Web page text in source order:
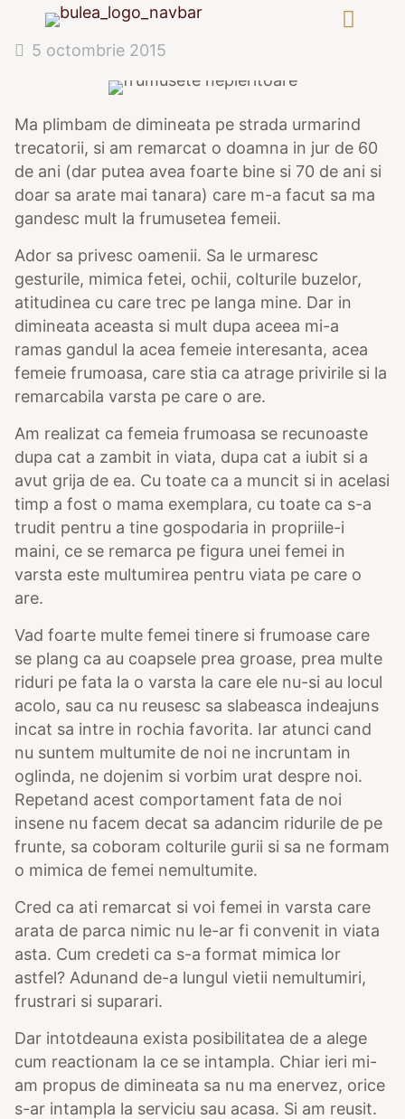
5 octombrie 2015
Ma plimbam de dimineata pe strada urmarind
trecatorii, si am remarcat o doamna in jur de 60
de ani (dar putea avea foarte bine si 70 de ani si
doar sa arate mai tanara) care m-a facut sa ma
gandesc mult la frumusetea femeii.
Ador sa privesc oamenii. Sa le urmaresc
gesturile, mimica fetei, ochii, colturile buzelor,
atitudinea cu care trec pe langa mine. Dar in
dimineata aceasta si mult dupa aceea mi-a
ramas gandul la acea femeie interesanta, acea
femeie frumoasa, care stia ca atrage privirile si la
remarcabila varsta pe care o are.
Am realizat ca femeia frumoasa se recunoaste
dupa cat a zambit in viata, dupa cat a iubit si a
avut grija de ea. Cu toate ca a muncit si in acelasi
timp a fost o mama exemplara, cu toate ca s-a
trudit pentru a tine gospodaria in propriile-i
maini, ce se remarca pe figura unei femei in
varsta este multumirea pentru viata pe care o
are.
Vad foarte multe femei tinere si frumoase care
se plang ca au coapsele prea groase, prea multe
riduri pe fata la o varsta la care ele nu-si au locul
acolo, sau ca nu reusesc sa slabeasca indeajuns
incat sa intre in rochia favorita. Iar atunci cand
nu suntem multumite de noi ne incruntam in
oglinda, ne dojenim si vorbim urat despre noi.
Repetand acest comportament fata de noi
insene nu facem decat sa adancim ridurile de pe
frunte, sa coboram colturile gurii si sa ne formam
o mimica de femei nemultumite.
Cred ca ati remarcat si voi femei in varsta care
arata de parca nimic nu le-ar fi convenit in viata
asta. Cum credeti ca s-a format mimica lor
astfel? Adunand de-a lungul vietii nemultumiri,
frustrari si suparari.
Dar intotdeauna exista posibilitatea de a alege
cum reactionam la ce se intampla. Chiar ieri mi-
am propus de dimineata sa nu ma enervez, orice
s-ar intampla la serviciu sau acasa. Si am reusit.